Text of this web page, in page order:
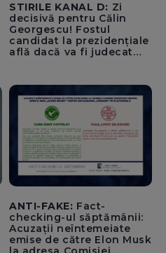
STIRILE KANAL D: Zi
decisivă pentru Călin
Georgescu! Fostul
candidat la prezidențiale
află dacă va fi judecat
ANTI-FAKE: Fact-
checking-ul săptămânii:
Acuzații neîntemeiate
emise de către Elon Musk